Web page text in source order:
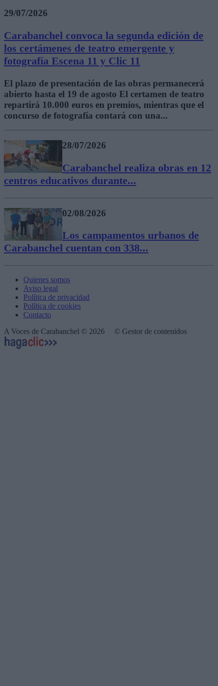
29/07/2026
Carabanchel convoca la segunda edición de
los certámenes de teatro emergente y
fotografía Escena 11 y Clic 11
El plazo de presentación de las obras permanecerá
abierto hasta el 19 de agosto El certamen de teatro
repartirá 10.000 euros en premios, mientras que el
concurso de fotografía contará con una...
28/07/2026
Carabanchel realiza obras en 12
centros educativos durante...
02/08/2026
Los campamentos urbanos de
Carabanchel cuentan con 338...
Quienes somos
Aviso legal
Política de privacidad
Política de cookies
Contacto
A Voces de Carabanchel © 2026 © Gestor de contenidos